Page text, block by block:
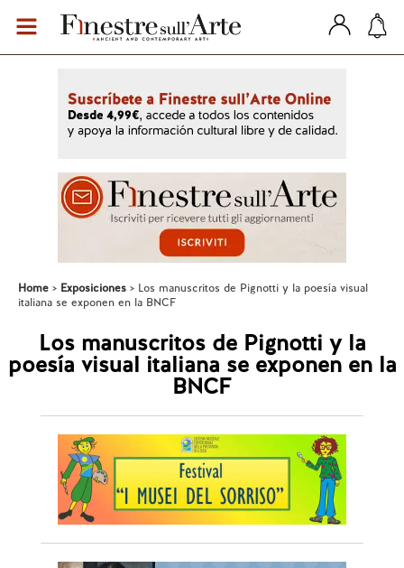
Home Exposiciones
Los manuscritos de Pignotti y la poesía visual
italiana se exponen en la BNCF
Los manuscritos de Pignotti y la
poesía visual italiana se exponen en la
BNCF